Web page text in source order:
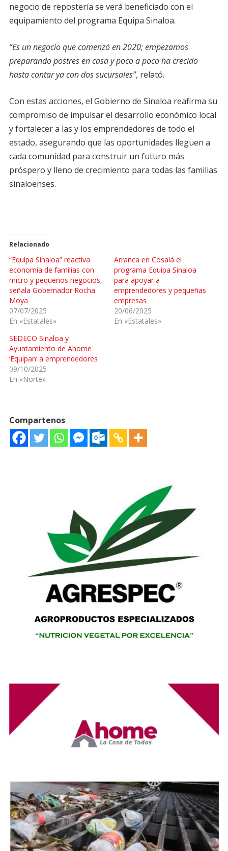
negocio de repostería se verá beneficiado con el
equipamiento del programa Equipa Sinaloa.
“Es un negocio que comenzó en 2020; empezamos
preparando postres en casa y poco a poco ha crecido
hasta contar ya con dos sucursales”, relató.
Con estas acciones, el Gobierno de Sinaloa reafirma su
compromiso de impulsar el desarrollo económico local
y fortalecer a las y los emprendedores de todo el
estado, asegurando que las oportunidades lleguen a
cada comunidad para construir un futuro más
próspero y lleno de crecimiento para todas las familias
sinaloenses.
Relacionado
“Equipa Sinaloa” reactiva
economía de familias con
micro y pequeños negocios,
señala Gobernador Rocha
Moya
07/07/2025
En «Estatales»
Arranca en Cosalá el
programa Equipa Sinaloa
para apoyar a
emprendedores y pequeñas
empresas
20/06/2025
En «Estatales»
SEDECO Sinaloa y
Ayuntamiento de Ahome
‘Equipan’ a emprendedores
09/10/2025
En «Norte»
Compartenos